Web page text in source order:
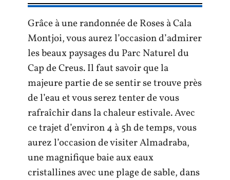
Grâce à une randonnée de Roses à Cala
Montjoi, vous aurez l’occasion d’admirer
les beaux paysages du Parc Naturel du
Cap de Creus. Il faut savoir que la
majeure partie de se sentir se trouve près
de l’eau et vous serez tenter de vous
rafraîchir dans la chaleur estivale. Avec
ce trajet d’environ 4 à 5h de temps, vous
aurez l’occasion de visiter Almadraba,
une magnifique baie aux eaux
cristallines avec une plage de sable, dans